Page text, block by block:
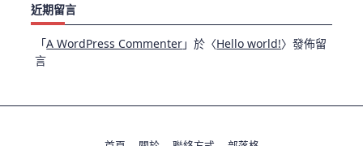
近期留言
「A WordPress Commenter」於〈Hello world!〉發佈留
言